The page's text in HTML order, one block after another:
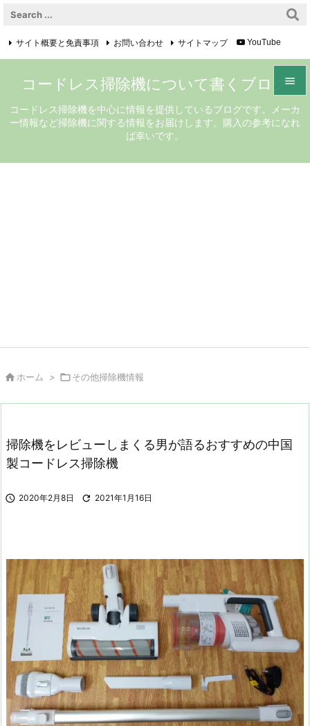
コードレス掃除機について書くブログ
コードレス掃除機を中心に情報を提供しているブログです。メーカ
ー情報など掃除機に関する情報をお届けします。購入の参考になれ
ば幸いです。


メニュ
サイト概要と免責事項 お問い合わせ サイトマップ YouTube
 ホーム > その他掃除機情報
掃除機をレビューしまくる男が語るおすすめの中国
製コードレス掃除機
 2020年2月8日  2021年1月16日